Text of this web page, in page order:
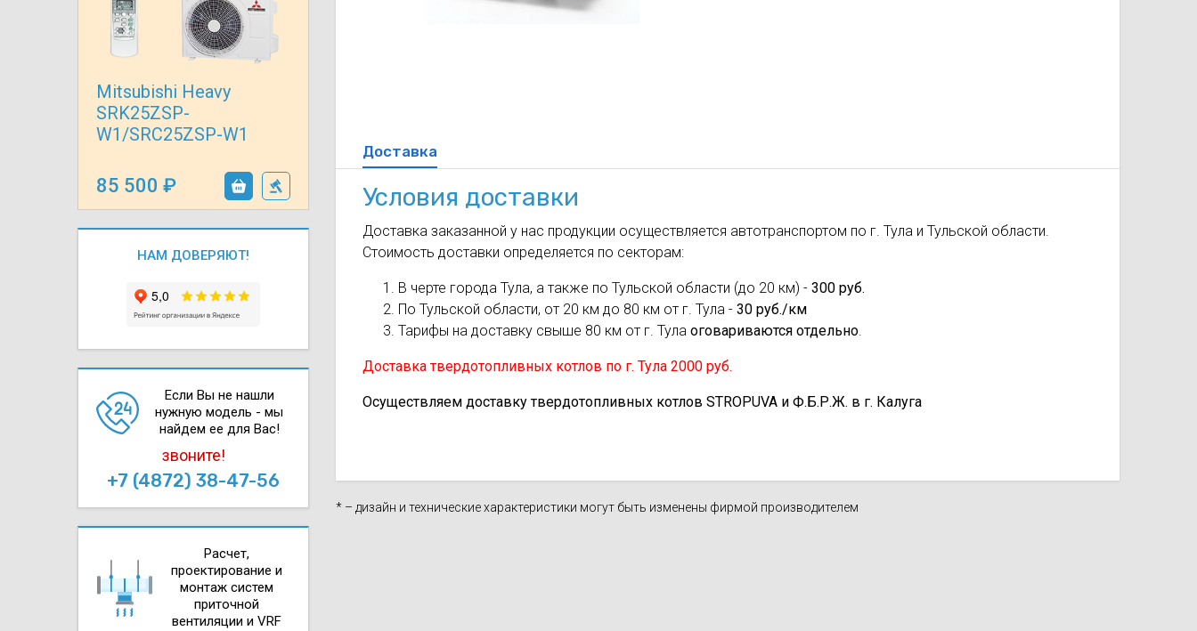
Mitsubishi Heavy
SRK25ZSP-
W1/SRC25ZSP-W1
85 500
НАМ ДОВЕРЯЮТ!
Если Вы не нашли
нужную модель - мы
найдем ее для Вас!
звоните!
+7 (4872) 38-47-56
Расчет,
проектирова­ние и
монтаж систем
приточной
вентиляции и VRF
Доставка
Условия доставки
Доставка заказанной у нас продукции осуществляется автотранспортом по г. Тула и Тульской области.
Стоимость доставки определяется по секторам:
В черте города Тула, а также по Тульской области (до 20 км) - 300 руб.
По Тульской области, от 20 км до 80 км от г. Тула - 30 руб./км
Тарифы на доставку свыше 80 км от г. Тула оговариваются отдельно.
Доставка твердотопливных котлов по г. Тула 2000 руб.
Осуществляем доставку твердотопливных котлов STROPUVA и Ф.Б.Р.Ж. в г. Калуга
* – дизайн и технические характеристики могут быть изменены фирмой производителем